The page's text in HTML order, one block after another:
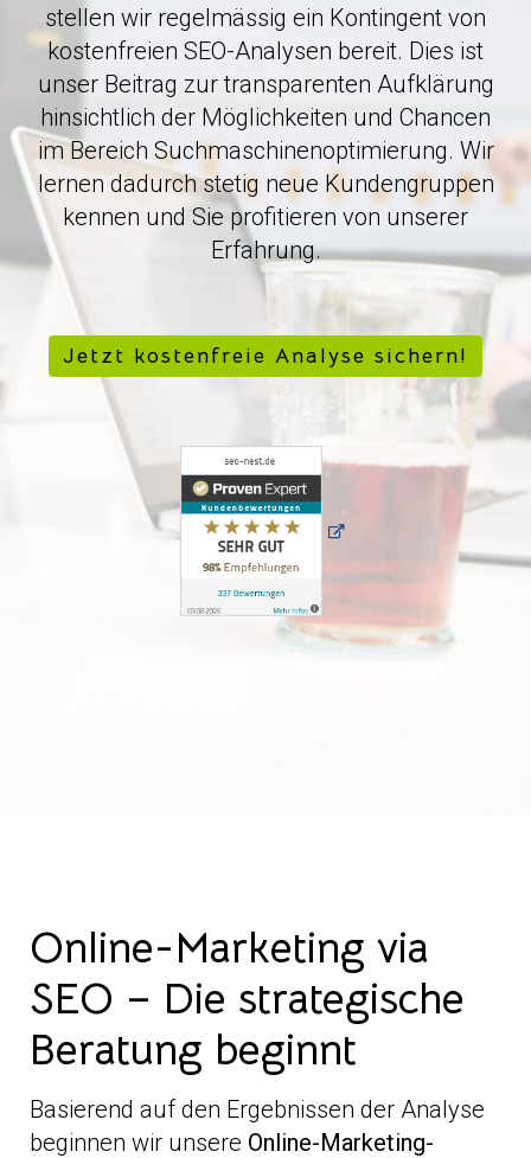
stellen wir regelmässig ein Kontingent von
kostenfreien SEO-Analysen bereit. Dies ist
unser Beitrag zur transparenten Aufklärung
hinsichtlich der Möglichkeiten und Chancen
im Bereich Suchmaschinenoptimierung. Wir
lernen dadurch stetig neue Kundengruppen
kennen und Sie profitieren von unserer
Erfahrung.
Jetzt kostenfreie Analyse sichern!
Online-Marketing via
SEO – Die strategische
Beratung beginnt
Basierend auf den Ergebnissen der Analyse
beginnen wir unsere Online-Marketing-